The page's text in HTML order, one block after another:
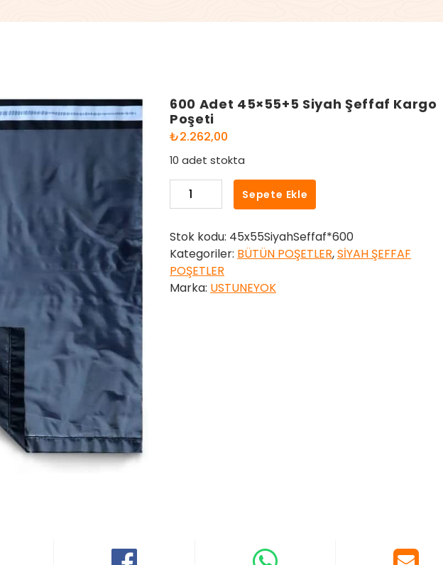
600 Adet 45×55+5 Siyah Şeffaf Kargo
Poşeti
₺2.262,00
10 adet stokta
600
Adet
Siyah
Şeffaf
Kargo
Poşeti
Sepete Ekle
Stok kodu: 45x55SiyahSeffaf*600
Kategoriler: BÜTÜN POŞETLER,SİYAH ŞEFFAF
POŞETLER
Marka: USTUNEYOK